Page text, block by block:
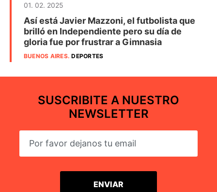
01. 02. 2025
Así está Javier Mazzoni, el futbolista que
brilló en Independiente pero su día de
gloria fue por frustrar a Gimnasia
BUENOS AIRES.DEPORTES
SUSCRIBITE A NUESTRO
NEWSLETTER